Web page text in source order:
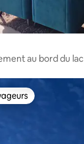
au bord du lac